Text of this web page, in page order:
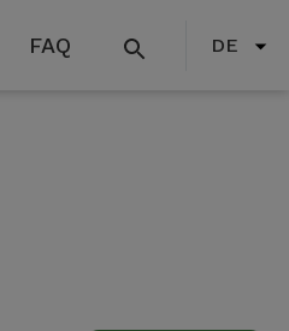
FAQ DE